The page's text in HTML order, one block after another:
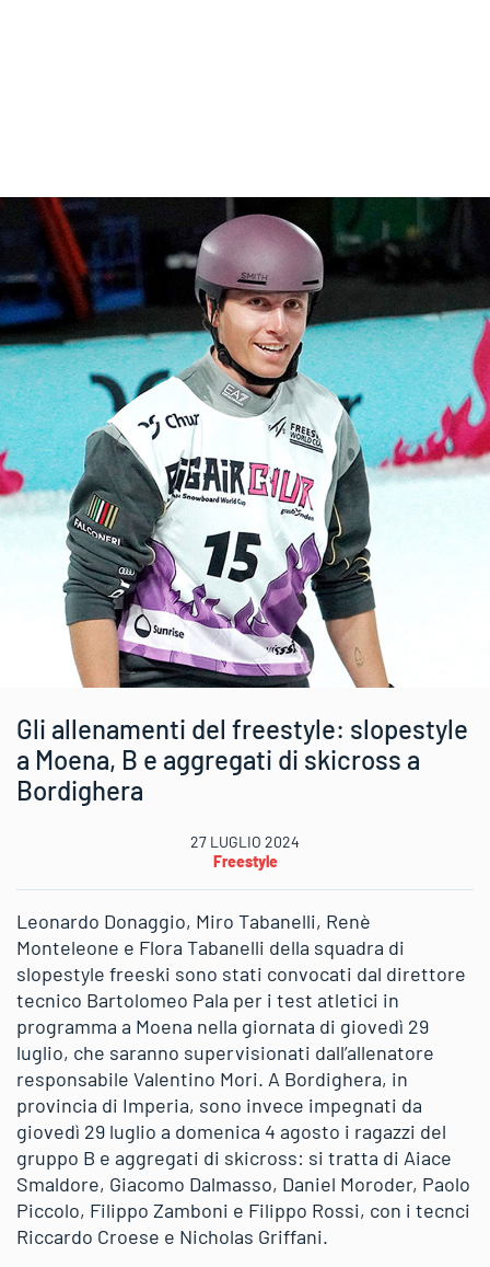
Gli allenamenti del freestyle: slopestyle
a Moena, B e aggregati di skicross a
Bordighera
27 LUGLIO 2024
Freestyle
Leonardo Donaggio, Miro Tabanelli, Renè
Monteleone e Flora Tabanelli della squadra di
slopestyle freeski sono stati convocati dal direttore
tecnico Bartolomeo Pala per i test atletici in
programma a Moena nella giornata di giovedì 29
luglio, che saranno supervisionati dall’allenatore
responsabile Valentino Mori. A Bordighera, in
provincia di Imperia, sono invece impegnati da
giovedì 29 luglio a domenica 4 agosto i ragazzi del
gruppo B e aggregati di skicross: si tratta di Aiace
Smaldore, Giacomo Dalmasso, Daniel Moroder, Paolo
Piccolo, Filippo Zamboni e Filippo Rossi, con i tecnci
Riccardo Croese e Nicholas Griffani.